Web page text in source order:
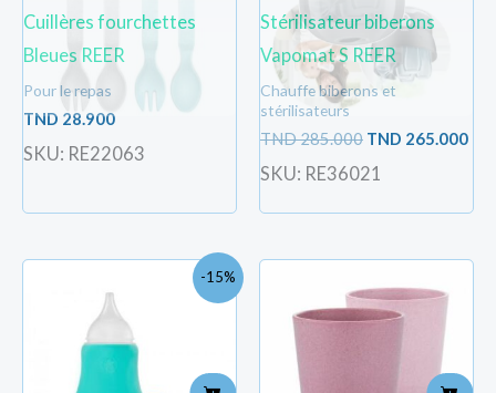
Cuillères fourchettes
Bleues REER
Pour le repas
TND 28.900
SKU: RE22063
Stérilisateur biberons
Vapomat S REER
Chauffe biberons et
stérilisateurs
TND285.000 TND 265.000
SKU: RE36021
-15%
initial
était :
TND
27.000.
Le
prix
23.000.